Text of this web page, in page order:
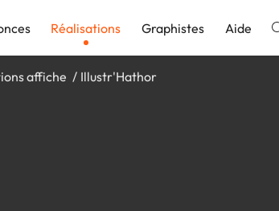
Réalisations Graphistes Aide
affiche Illustr'Hathor